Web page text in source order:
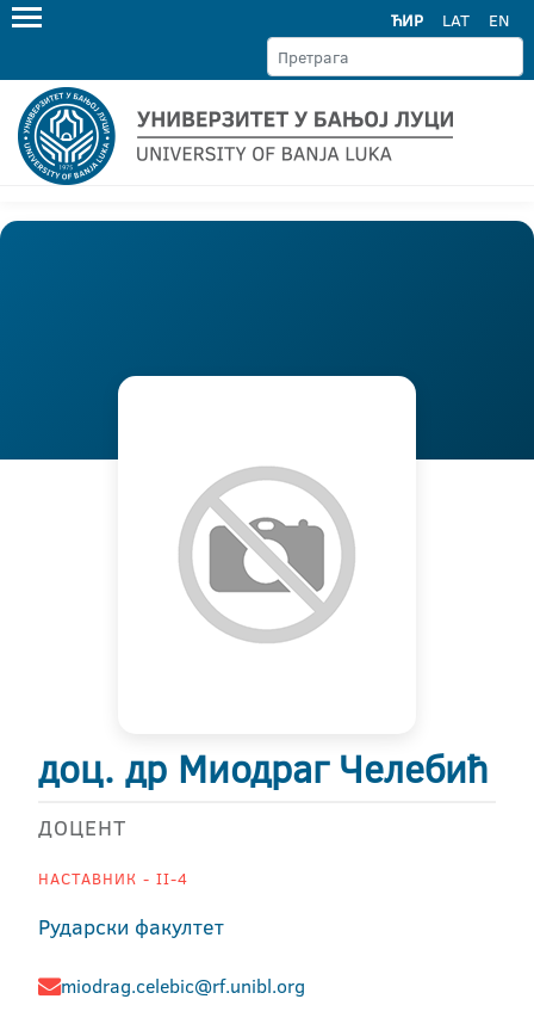
ЋИР LAT EN
доц. др Миодраг Челебић
ДОЦЕНТ
НАСТАВНИК - II-4
Рударски факултет
miodrag.celebic@rf.unibl.org